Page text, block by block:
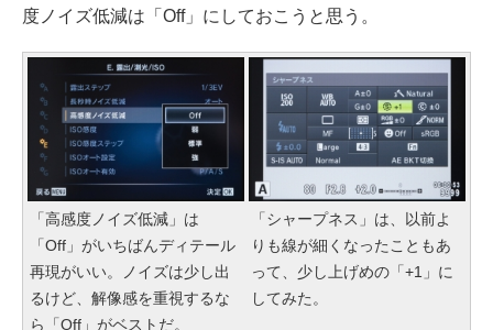
度ノイズ低減は「Off」にしておこうと思う。
「高感度ノイズ低減」は
「Off」がいちばんディテール
再現がいい。ノイズは少し出
るけど、解像感を重視するな
ら「Off」がベストだ。
「シャープネス」は、以前よ
りも線が細くなったこともあ
って、少し上げめの「+1」に
してみた。